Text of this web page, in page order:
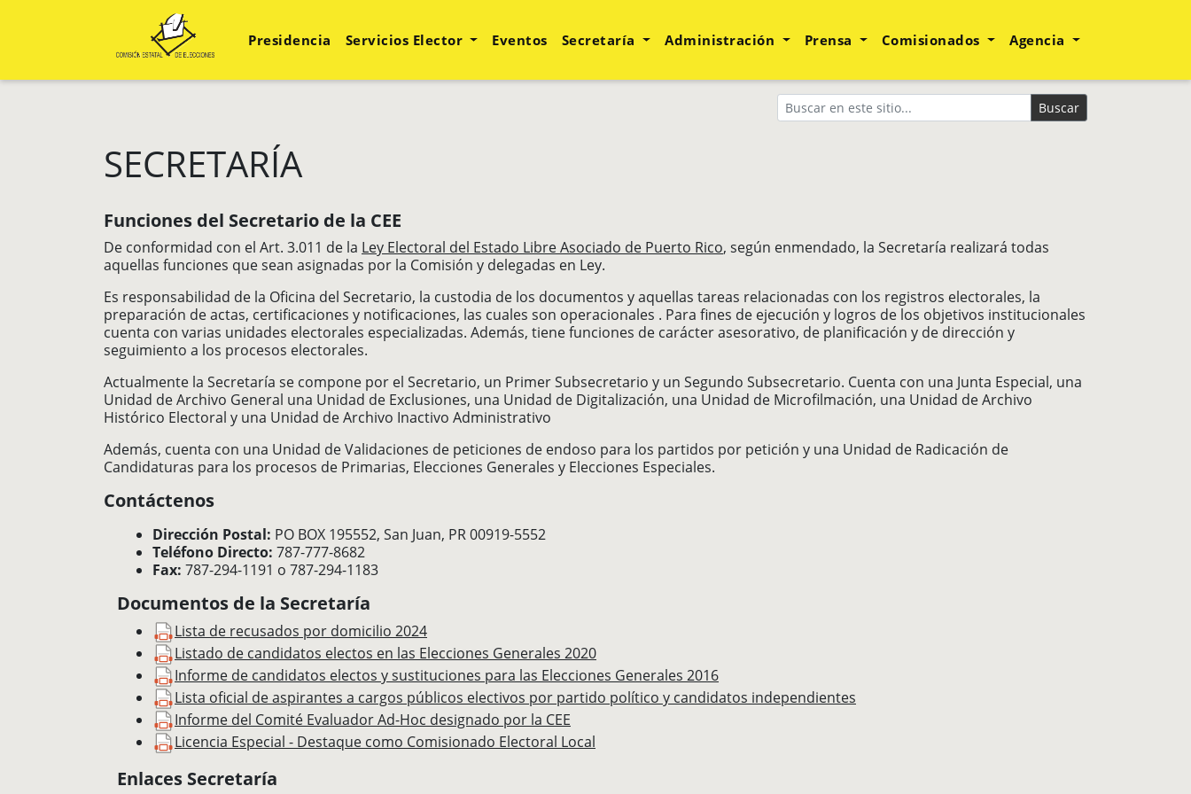
Presidencia Servicios Elector Eventos Secretaría Administración Prensa Comisionados Agencia
Buscar
SECRETARÍA
Funciones del Secretario de la CEE​
De conformidad con el Art. 3.011 de la Ley Electoral del Estado Libre Asociado de Puerto Rico​, según enmendado, la Secretaría realizará todas
aquellas funciones que sean asignadas por la Comisión y delegadas en Ley.
Es responsabilidad de la Oficina del Secretario, la custodia de los documentos y aquellas tareas relacionadas con los registros electorales, la
preparación de actas, certificaciones y notificaciones, las cuales son operacionales . Para fines de ejecución y logros de los objetivos institucionales
cuenta con varias unidades electorales especializadas. Además, tiene funciones de carácter asesorativo, de planificación y de dirección y
seguimiento a los procesos electorales.
Actualmente la Secretaría se compone por el Secretario, un Primer Subsecretario y un Segundo Subsecretario. Cuenta con una Junta Especial, una
Unidad de Archivo General una Unidad de Exclusiones, una Unidad de Digitalización, una Unidad de Microfilmación, una Unidad de Archivo
Histórico Electoral y una Unidad de Archivo Inactivo Administrativo
Además, cuenta con una Unidad de Validaciones de peticiones de endoso para los partidos por petición y una Unidad de Radicación de
Candidaturas para los procesos de Primarias, Elecciones Generales y Elecciones Especiales.
Contáctenos
Dirección Postal: PO BOX 195552, San Juan, PR 00919-5552
Teléfono Directo: 787-777-8682
Fax: 787-294-1191 o 787-294-1183
Documentos de la Secretaría
Lista de recusados por domicilio 2024
Listado de candidatos electos en las Elecciones Generales 2020
Informe de candidatos electos y sustituciones para las Elecciones Generales 2016
Lista oficial de aspirantes a cargos públicos electivos por partido político y candidatos independientes
Informe del Comité Evaluador Ad-Hoc designado por la CEE
Licencia Especial - Destaque como Comisionado Electoral Local
Enlaces Secretaría